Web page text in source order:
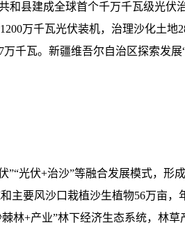
和县建成全球首个千万千瓦级光伏
万千瓦光伏装机，治理沙化土地
千瓦。新疆维吾尔自治区探索发展
光伏+治沙”等融合发展模式，形
主要风沙口栽植沙生植物56万亩，
林+产业”林下经济生态系统，林草